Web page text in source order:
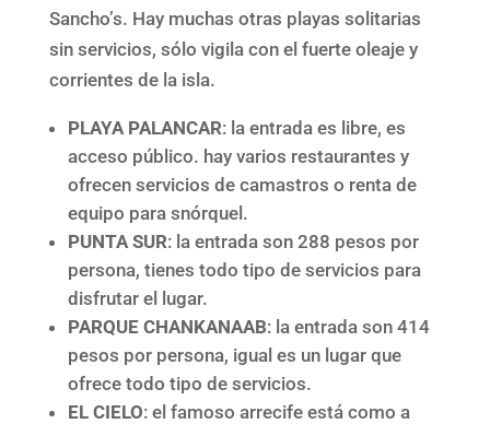
Sancho’s. Hay muchas otras playas solitarias
sin servicios, sólo vigila con el fuerte oleaje y
corrientes de la isla.
PLAYA PALANCAR: la entrada es libre, es
acceso público. hay varios restaurantes y
ofrecen servicios de camastros o renta de
equipo para snórquel.
PUNTA SUR: la entrada son 288 pesos por
persona, tienes todo tipo de servicios para
disfrutar el lugar.
PARQUE CHANKANAAB: la entrada son 414
pesos por persona, igual es un lugar que
ofrece todo tipo de servicios.
EL CIELO: el famoso arrecife está como a